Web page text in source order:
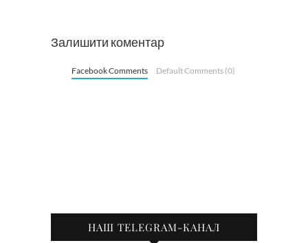
Залишити коментар
Facebook Comments Default Comments (0)
НАШ TELEGRAM-КАНАЛ